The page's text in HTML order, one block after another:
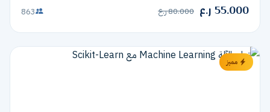
55.000 ر.ع 80.000 ر.ع 863
مميز